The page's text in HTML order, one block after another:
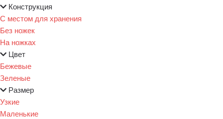
Конструкция
С местом для хранения
Без ножек
На ножках
Цвет
Бежевые
Зеленые
Размер
Узкие
Маленькие